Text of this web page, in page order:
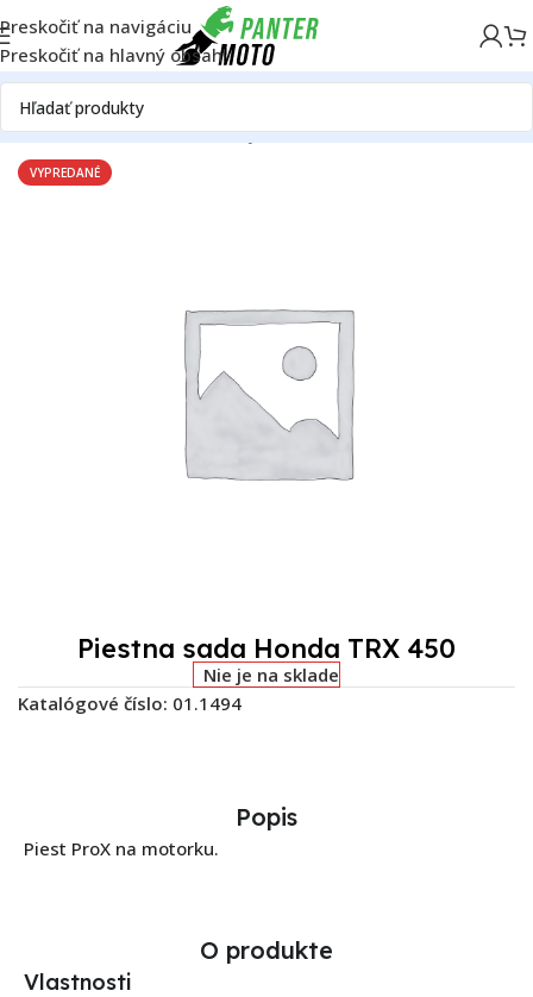
Preskočiť na navigáciu
Preskočiť na hlavný obsah
DomovATV/UTVMotorPiesty
VYPREDANÉ
Piestna sada Honda TRX 450
Nie je na sklade
Katalógové číslo: 01.1494
Popis
Piest ProX na motorku.
O produkte
Vlastnosti